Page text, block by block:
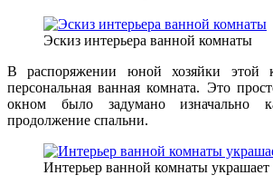
Эскиз интерьера ванной комнаты
В распоряжении юной хозяйки этой
персональная ванная комната. Это
окном было задумано изначально
продолжение спальни.
Интерьер ванной комнаты